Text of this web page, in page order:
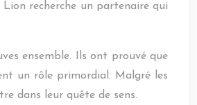
recherche un partenaire qui
ensemble. Ils ont prouvé que
un rôle primordial. Malgré les
dans leur quête de sens.